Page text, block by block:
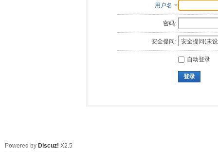
用户名
密码:
安全提问:
自动登录
登录
Powered by Discuz! X2.5